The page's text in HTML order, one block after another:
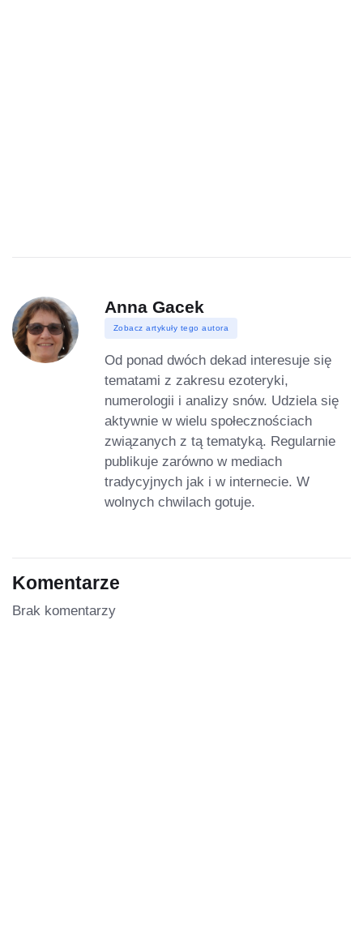
Anna Gacek
Zobacz artykuły tego autora
Od ponad dwóch dekad interesuje się
tematami z zakresu ezoteryki,
numerologii i analizy snów. Udziela się
aktywnie w wielu społecznościach
związanych z tą tematyką. Regularnie
publikuje zarówno w mediach
tradycyjnych jak i w internecie. W
wolnych chwilach gotuje.
Komentarze
Brak komentarzy